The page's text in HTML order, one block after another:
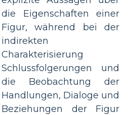
die Eigenschaften einer
Figur, während bei der
indirekten
Charakterisierung
Schlussfolgerungen und
die Beobachtung der
Handlungen, Dialoge und
Beziehungen der Figur